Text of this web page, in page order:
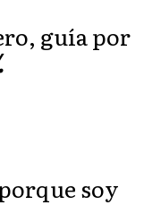
guía por
soy